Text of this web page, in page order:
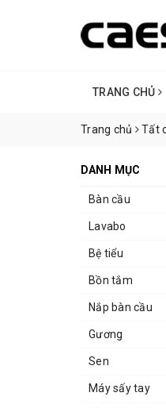
TRANG CHỦ
Trang chủ Tất
DANH MỤC
Bàn cầu
Lavabo
Bệ tiểu
Bồn tắm
Nắp bàn cầu
Gương
Sen
Máy sấy tay